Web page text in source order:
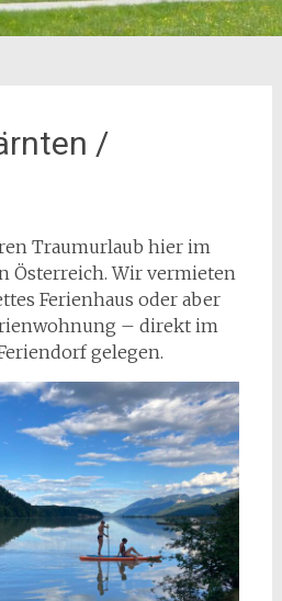
/
Traumurlaub hier im
Österreich. Wir vermieten
Ferienhaus oder aber
– direkt im
gelegen.